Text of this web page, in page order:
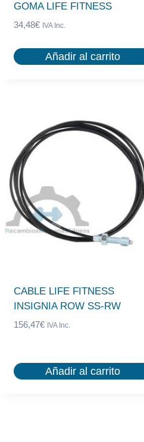
GOMA LIFE FITNESS
34,48€ IVA Inc.
Añadir al carrito
CABLE LIFE FITNESS
INSIGNIA ROW SS-RW
156,47€ IVA Inc.
Añadir al carrito